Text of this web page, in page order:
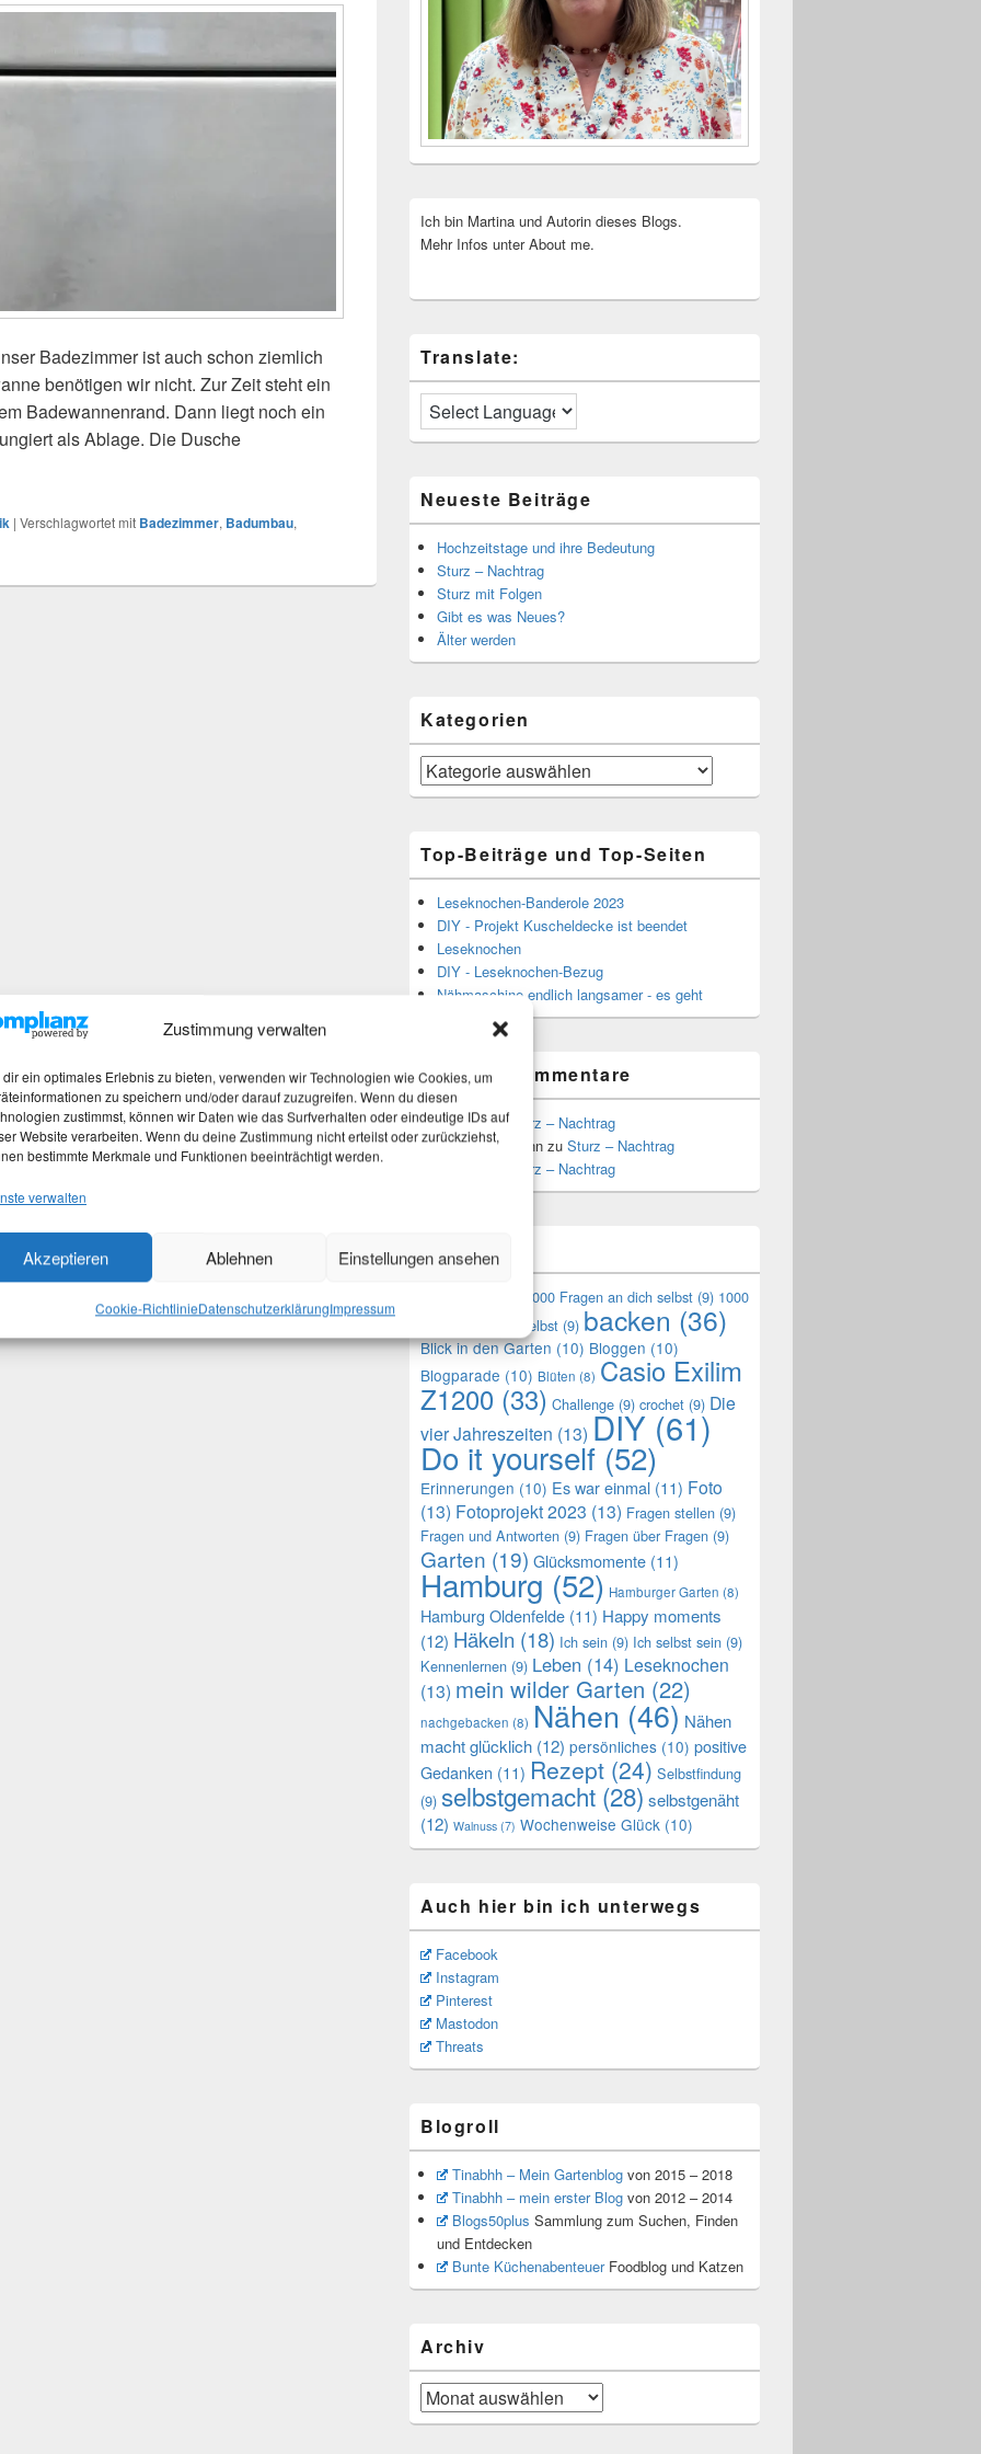
Zustimmung verwalten
dir ein optimales Erlebnis zu bieten, verwenden wir Technologien wie Cookies, um
zu speichern und/oder darauf zuzugreifen. Wenn du diesen
zustimmst, können wir Daten wie das Surfverhalten oder eindeutige IDs auf
Website verarbeiten. Wenn du deine Zustimmung nicht erteilst oder zurückziehst,
bestimmte Merkmale und Funktionen beeinträchtigt werden.
verwalten
Akzeptieren Ablehnen Einstellungen ansehen
Cookie-RichtlinieDatenschutzerklärungImpressum
Badezimmer ist auch schon ziemlich
benötigen wir nicht. Zur Zeit steht ein
Badewannenrand. Dann liegt noch ein
als Ablage. Die Dusche
| Verschlagwortet mit Badezimmer, Badumbau,
Ich bin Martina und Autorin dieses Blogs.
Mehr Infos unter About me.
Translate:
Neueste Beiträge
Hochzeitstage und ihre Bedeutung
Sturz – Nachtrag
Sturz mit Folgen
Gibt es was Neues?
Älter werden
Kategorien
Kategorien
Top-Beiträge und Top-Seiten
Leseknochen-Banderole 2023
DIY - Projekt Kuscheldecke ist beendet
Leseknochen
DIY - Leseknochen-Bezug
Nähmaschine endlich langsamer - es geht
Neueste Kommentare
MartinazuSturz – Nachtrag
Stefan Hoffmann zu Sturz – Nachtrag
Sturz – Nachtrag
Themen
1000 Fragen an dich selbst (9) 1000
Fragen an mich selbst (9) backen (36)
Blick in den Garten (10) Bloggen (10)
Blogparade (10) Blüten (8) Casio Exilim
Z1200 (33) Challenge (9) crochet (9) Die
vier Jahreszeiten (13) DIY(61)
Do it yourself (52)
Erinnerungen (10) Es war einmal (11) Foto
(13) Fotoprojekt 2023 (13) Fragen stellen (9)
Fragen und Antworten (9) Fragen über Fragen (9)
Garten (19) Glücksmomente (11)
Hamburg (52) Hamburger Garten (8)
Hamburg Oldenfelde (11) Happy moments
(12) Häkeln (18) Ich sein (9) Ich selbst sein (9)
Kennenlernen (9) Leben (14) Leseknochen
(13) mein wilder Garten (22)
nachgebacken (8) Nähen (46) Nähen
macht glücklich (12) persönliches (10) positive
Gedanken (11) Rezept (24) Selbstfindung
(9) selbstgemacht (28) selbstgenäht
(12) Walnuss (7) Wochenweise Glück (10)
Auch hier bin ich unterwegs
Facebook
Instagram
Pinterest
Mastodon
Threats
Blogroll
Tinabhh – Mein Gartenblogvon 2015 – 2018
Tinabhh – mein erster Blogvon 2012 – 2014
Blogs50plus Sammlung zum Suchen, Finden
und Entdecken
Bunte KüchenabenteuerFoodblog und Katzen
Archiv
Archiv